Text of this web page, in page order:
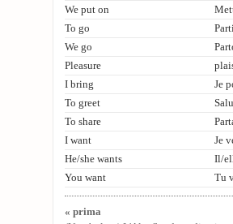
We put on
To go
We go
Pleasure
I bring
Je
To greet
To share
I want
Je
He/she wants
Il/
You want
Tu
« prima